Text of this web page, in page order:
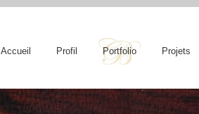
Accueil Profil Portfolio Projets